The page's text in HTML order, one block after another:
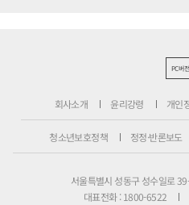
PC버전
회사소개 윤리강령 개인
청소년보호정책 정정·반론보도
서울특별시 성동구 성수일로
대표전화 : 1800-6522